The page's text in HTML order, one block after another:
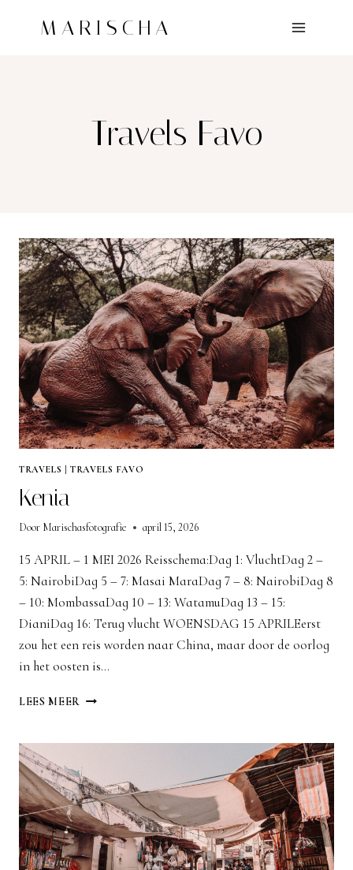
MARISCHA
Travels Favo
TRAVELS | TRAVELS FAVO
Kenia
Door Marischasfotografie april 15, 2026
15 APRIL – 1 MEI 2026 Reisschema:Dag 1: VluchtDag 2 –
5: NairobiDag 5 – 7: Masai MaraDag 7 – 8: NairobiDag 8
– 10: MombassaDag 10 – 13: WatamuDag 13 – 15:
DianiDag 16: Terug vlucht WOENSDAG 15 APRILEerst
zou het een reis worden naar China, maar door de oorlog
in het oosten is…
LEES MEER KENIA